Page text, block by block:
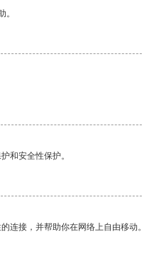
。
和安全性保护。
连接，并帮助你在网络上自由移动。